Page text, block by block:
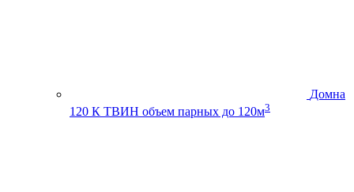
Домна
120 К ТВИН объем парных до 120м3